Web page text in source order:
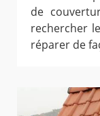
de
rechercher
réparer de